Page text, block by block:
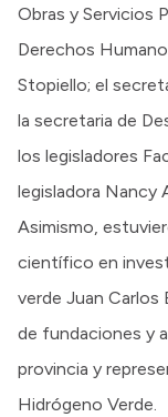
Obras y Servicios
Derechos
Stopiello; el
la secretaria de
los legisladores
legisladora Nancy
Asimismo,
científico en
verde Juan
de fundaciones y
provincia y
Hidrógeno Verde.